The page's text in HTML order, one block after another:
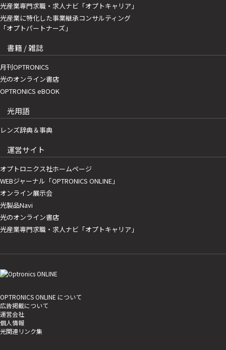
光産業専門求職・求人ナビ「オプトキャリア」
光産業に特化した事業継承コンサルティング
「オプトパートナーズ」
書籍 / 雑誌
月刊OPTRONICS
光のオンライン書店
OPTRONICS eBOOK
光用語
レンズ辞典＆事典
運営サイト
オプトロニクス社ホームページ
WEBジャーナル「OPTRONICS ONLINE」
オンライン展示会
光製品Navi
光のオンライン書店
光産業専門求職・求人ナビ「オプトキャリア」
OPTRONICS ONLINE について
広告掲載について
運営会社
個人情報
光関連リンク集